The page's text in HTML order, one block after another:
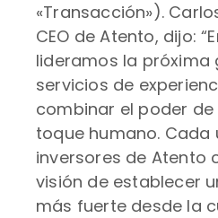
«Transacción»).
CEO de Atento, dijo:
lideramos la próxima
servicios de
combinar el poder
toque humano. Cada
inversores de Atento
visión de establecer
más fuerte desde la